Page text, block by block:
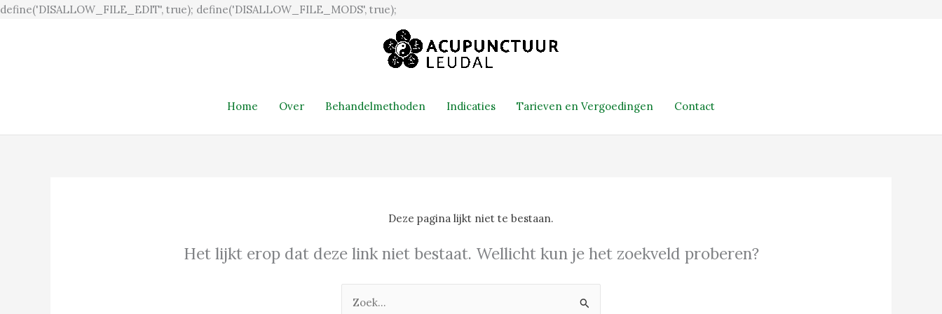
define('DISALLOW_FILE_EDIT', true); define('DISALLOW_FILE_MODS', true);
naar
de
inhoud
Home Over Behandelmethoden Indicaties Tarieven en Vergoedingen Contact
Deze pagina lijkt niet te bestaan.
Het lijkt erop dat deze link niet bestaat. Wellicht kun je het zoekveld proberen?
Zoek